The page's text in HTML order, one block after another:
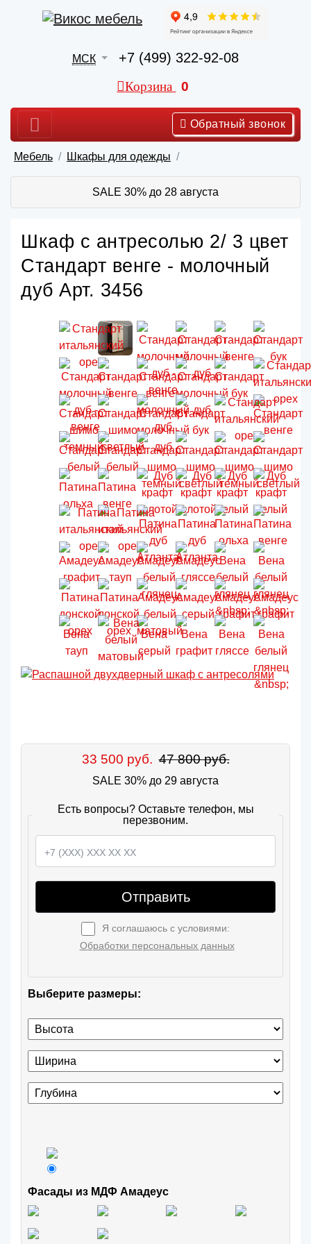
МСК +7 (499) 322-92-08
Корзина 0
Обратный звонок
Мебель Шкафы для одежды
SALE 30% до 28 августа
Шкаф с антресолью 2/ 3 цвет
Стандарт венге - молочный
дуб Арт. 3456
33 500 руб. 47 800 руб.
SALE 30% до 29 августа
Есть вопросы? Оставьте телефон, мы
перезвоним.
Отправить
Я соглашаюсь с условиями:
Обработки персональных данных
Выберите размеры:
Фасады из МДФ Амадеус